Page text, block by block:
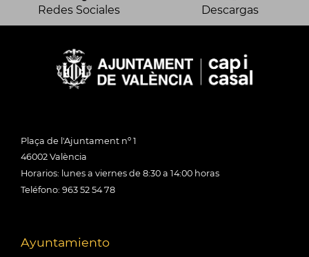
Redes Sociales Descargas
Plaça de l'Ajuntament nº 1
46002 València
Horarios: lunes a viernes de 8:30 a 14:00 horas
Teléfono: 963 52 54 78
Ayuntamiento